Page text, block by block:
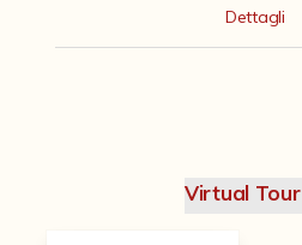
Dettagli
Virtual Tour